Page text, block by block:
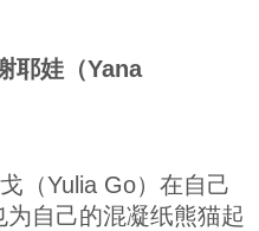
耶娃（Yana
（Yulia Go）在自己
自己的混凝纸熊猫起